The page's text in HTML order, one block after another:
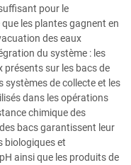
pour le
les plantes gagnent en
des eaux
du système : les
présents sur les bacs de
systèmes de collecte et les
dans les opérations
chimique des
bacs garantissent leur
biologiques et
ainsi que les produits de